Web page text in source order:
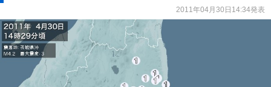
2011年04月30日14:34発表